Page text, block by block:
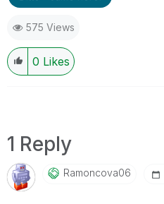
575 Views
0 Likes
1 Reply
Ramoncova06